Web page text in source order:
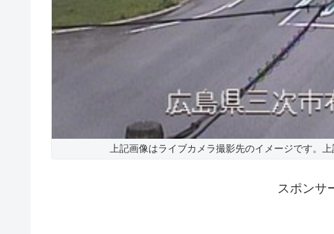
上記画像はライブカメラ撮影先のイメージです。
スポンサ